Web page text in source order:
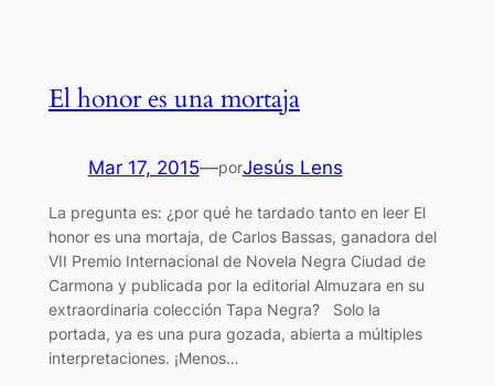
El honor es una mortaja
Mar 17, 2015—porJesús Lens
La pregunta es: ¿por qué he tardado tanto en leer El
honor es una mortaja, de Carlos Bassas, ganadora del
VII Premio Internacional de Novela Negra Ciudad de
Carmona y publicada por la editorial Almuzara en su
extraordinaria colección Tapa Negra? Solo la
portada, ya es una pura gozada, abierta a múltiples
interpretaciones. ¡Menos…